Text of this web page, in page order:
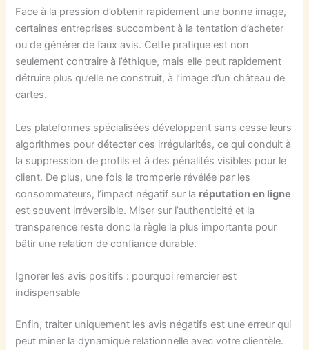
Face à la pression d’obtenir rapidement une bonne image,
certaines entreprises succombent à la tentation d’acheter
ou de générer de faux avis. Cette pratique est non
seulement contraire à l’éthique, mais elle peut rapidement
détruire plus qu’elle ne construit, à l’image d’un château de
cartes.
Les plateformes spécialisées développent sans cesse leurs
algorithmes pour détecter ces irrégularités, ce qui conduit à
la suppression de profils et à des pénalités visibles pour le
client. De plus, une fois la tromperie révélée par les
consommateurs, l’impact négatif sur la réputation en ligne
est souvent irréversible. Miser sur l’authenticité et la
transparence reste donc la règle la plus importante pour
bâtir une relation de confiance durable.
Ignorer les avis positifs : pourquoi remercier est
indispensable
Enfin, traiter uniquement les avis négatifs est une erreur qui
peut miner la dynamique relationnelle avec votre clientèle.